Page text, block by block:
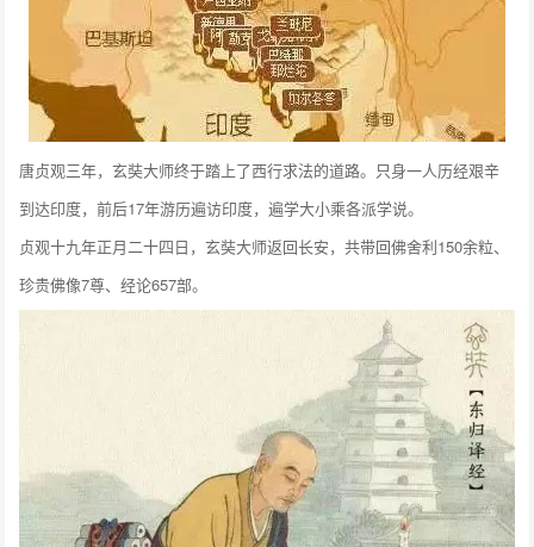
唐贞观三年，玄奘大师终于踏上了西行求法的道路。只身一人历经艰辛
到达印度，前后17年游历遍访印度，遍学大小乘各派学说。
贞观十九年正月二十四日，玄奘大师返回长安，共带回佛舍利150余粒、
珍贵佛像7尊、经论657部。